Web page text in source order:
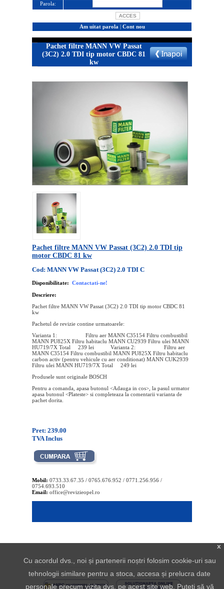
Parola:
Am uitat parola | Cont nou
Pachet filtre MANN VW Passat
(3C2) 2.0 TDI tip motor CBDC 81
kw
Pachet filtre MANN VW Passat (3C2) 2.0 TDI tip
motor CBDC 81 kw
Cod: MANN VW Passat (3C2) 2.0 TDI C
Disponibilitate: Contactati-ne!
Descriere:
Pachet filtre MANN VW Passat (3C2) 2.0 TDI tip motor CBDC 81
kw
Pachetul de revizie contine urmatoarele:
Varianta 1: Filtru aer MANN C35154 Filtru combustibil
MANN PU825X Filtru habitaclu MANN CU2939 Filtru ulei MANN
HU719/7X Total 239 lei Varianta 2: Filtru aer
MANN C35154 Filtru combustibil MANN PU825X Filtru habitaclu
carbon activ (pentru vehicule cu aer conditionat) MANN CUK2939
Filtru ulei MANN HU719/7X Total 249 lei
Produsele sunt originale BOSCH
Pentru a comanda, apasa butonul <Adauga in cos>, la pasul urmator
apasa butonul <Plateste> si completeaza la comentarii varianta de
pachet dorita.
Pret: 239.00
TVA Inclus
Mobil: 0733.33.67.35 / 0765.676.952 / 0771.256.956 /
0754.693.510
Email: office@revizieopel.ro
x
Cu acordul dvs., noi și partenerii noștri folosim cookie-uri sau
tehnologii similare pentru a stoca, accesa și prelucra date
personale precum vizita dvs. pe acest site web. Puteți să vă